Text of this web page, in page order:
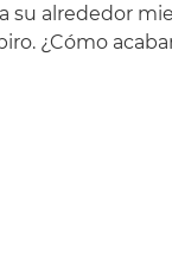
su alrededor
¿Cómo